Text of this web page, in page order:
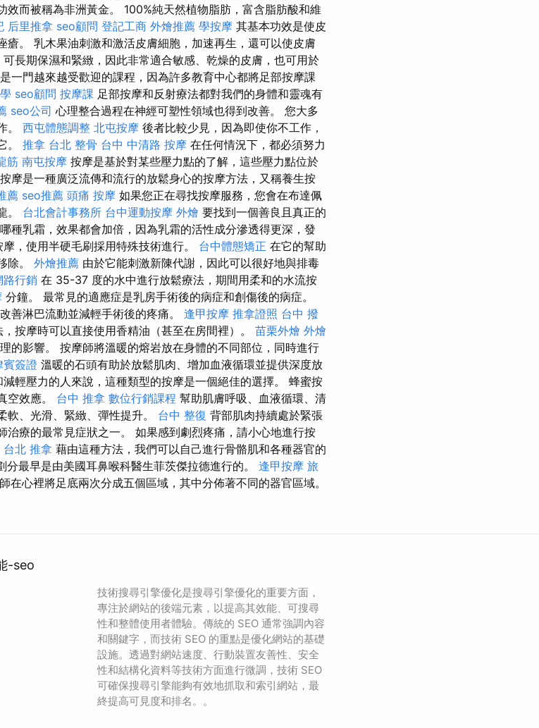
效而被稱為非洲黃金。 100%純天然植物脂肪，富含脂肪酸和維
后里推拿 seo顧問 登記工商 外燴推薦 學按摩 其基本功效是使皮
瘡。 乳木果油刺激和激活皮膚細胞，加速再生，還可以使皮膚
長期保濕和緊緻，因此非常適合敏感、乾燥的皮膚，也可用於
一門越來越受歡迎的課程，因為許多教育中心都將足部按摩課
seo顧問 按摩課 足部按摩和反射療法都對我們的身體和靈魂有
seo公司 心理整合過程在神經可塑性領域也得到改善。 您大多
。 西屯體態調整 北屯按摩 後者比較少見，因為即使你不工作，
。 推拿 台北 整骨 台中 中清路 按摩 在任何情況下，都必須努力
筋 南屯按摩 按摩是基於對某些壓力點的了解，這些壓力點位於
摩是一種廣泛流傳和流行的放鬆身心的按摩方法，又稱養生按
薦 seo推薦 頭痛 按摩 如果您正在尋找按摩服務，您會在布達佩
。 台北會計事務所 台中運動按摩 外燴 要找到一個善良且真正的
種乳霜，效果都會加倍，因為乳霜的活性成分滲透得更深，發
摩，使用半硬毛刷採用特殊技術進行。 台中體態矯正 在它的幫助
除。 外燴推薦 由於它能刺激新陳代謝，因此可以很好地與排毒
路行銷 在 35-37 度的水中進行放鬆療法，期間用柔和的水流按
分鐘。 最常見的適應症是乳房手術後的病症和創傷後的病症。
善淋巴流動並減輕手術後的疼痛。 逢甲按摩 推拿證照 台中 撥
按摩時可以直接使用香精油（甚至在房間裡）。 苗栗外燴 外燴
的影響。 按摩師將溫暖的熔岩放在身體的不同部位，同時進行
賓簽證 溫暖的石頭有助於放鬆肌肉、增加血液循環並提供深度放
輕壓力的人來說，這種類型的按摩是一個絕佳的選擇。 蜂蜜按
空效應。 台中 推拿 數位行銷課程 幫助肌膚呼吸、血液循環、清
、光滑、緊緻、彈性提升。 台中 整復 背部肌肉持續處於緊張
治療的最常見症狀之一。 如果感到劇烈疼痛，請小心地進行按
台北 推拿 藉由這種方法，我們可以自己進行骨骼肌和各種器官的
分最早是由美國耳鼻喉科醫生菲茨傑拉德進行的。 逢甲按摩 旅
在心裡將足底兩次分成五個區域，其中分佈著不同的器官區域。
-seo
技術搜尋引擎優化是搜尋引擎優化的重要方面，
專注於網站的後端元素，以提高其效能、可搜尋
性和整體使用者體驗。傳統的 SEO 通常強調內容
和關鍵字，而技術 SEO 的重點是優化網站的基礎
設施。透過對網站速度、行動裝置友善性、安全
性和結構化資料等技術方面進行微調，技術 SEO
可確保搜尋引擎能夠有效地抓取和索引網站，最
終提高可見度和排名。。